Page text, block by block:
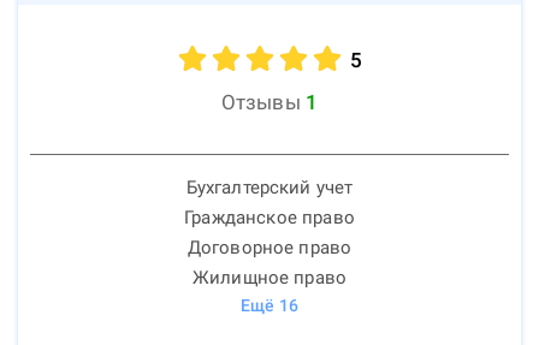
5
Отзывы 1
Бухгалтерский учет
Гражданское право
Договорное право
Жилищное право
Ещё 16